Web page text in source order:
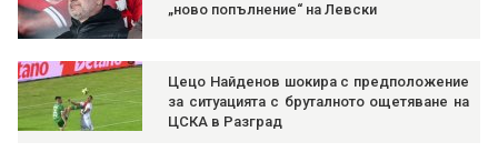
„ново попълнение“ на Левски
Цецо Найденов шокира с предположение
за ситуацията с бруталното ощетяване на
ЦСКА в Разград